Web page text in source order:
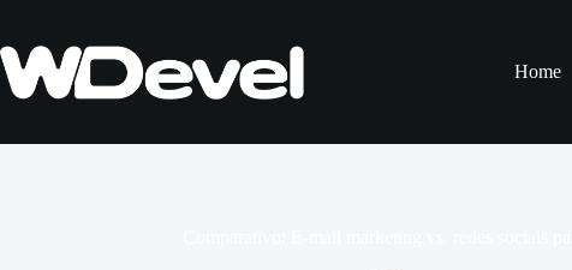
o
conteúdo
Home